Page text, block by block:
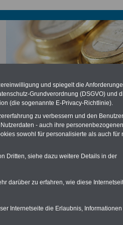
(zu geringe Alimentation)
Landesbesoldung für verfassungs-
Neuregelung der Besoldung
gibt es teilweise
liegt diese für alle (!) Beamte
INFO-SERVICE gibt hierzu eine
Beschluss des Gesetzentwurfs der
>>>
für den Öffentlichen Dienst oder
-
und spiegelt die
Grundverordnung (DSGVO) und
(die sogenannte E-Privacy-Richtlinie).
zu verbessern und den
- auch ihre
sowohl für personalisierte als auch für
Dritten, siehe dazu weitere Details in der
darüber zu erfahren, wie diese
Internetseite die Erlaubnis,